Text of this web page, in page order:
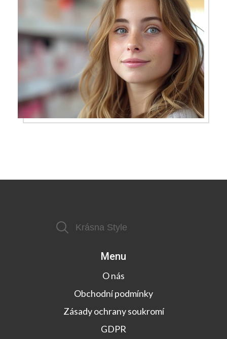
Menu
O nás
Obchodní podmínky
Zásady ochrany soukromí
GDPR